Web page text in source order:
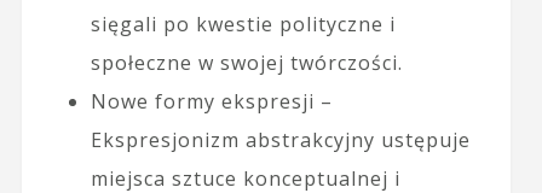
sięgali po kwestie polityczne i
społeczne w swojej twórczości.
Nowe formy ekspresji –
Ekspresjonizm abstrakcyjny ustępuje
miejsca sztuce konceptualnej i